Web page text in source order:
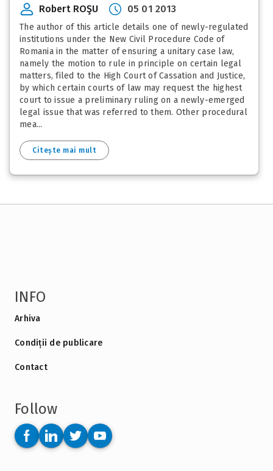
Robert ROŞU 05 01 2013
The author of this article details one of newly-regulated
institutions under the New Civil Procedure Code of
Romania in the matter of ensuring a unitary case law,
namely the motion to rule in principle on certain legal
matters, filed to the High Court of Cassation and Justice,
by which certain courts of law may request the highest
court to issue a preliminary ruling on a newly-emerged
legal issue that was referred to them. Other procedural
mea...
Citește mai mult
INFO
Arhiva
Condiții de publicare
Contact
Follow